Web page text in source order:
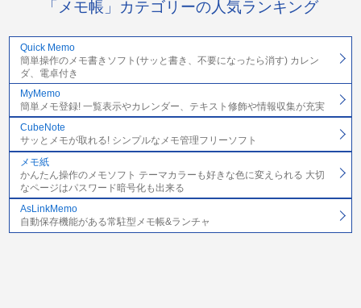
「メモ帳」カテゴリーの人気ランキング
Quick Memo
簡単操作のメモ書きソフト(サッと書き、不要になったら消す) カレン
ダ、電卓付き
MyMemo
簡単メモ登録! 一覧表示やカレンダー、テキスト修飾や情報収集が充実
CubeNote
サッとメモが取れる! シンプルなメモ管理フリーソフト
メモ紙
かんたん操作のメモソフト テーマカラーも好きな色に変えられる 大切
なページはパスワード暗号化も出来る
AsLinkMemo
自動保存機能がある常駐型メモ帳&ランチャ